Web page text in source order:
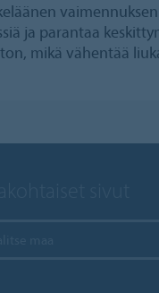
ja parantaa
mikä vähentää